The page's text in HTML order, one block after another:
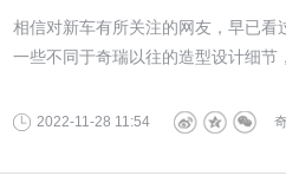
相信对新车有所关注的网友，早已看
一些不同于奇瑞以往的造型设计细节
2022-11-28 11:54